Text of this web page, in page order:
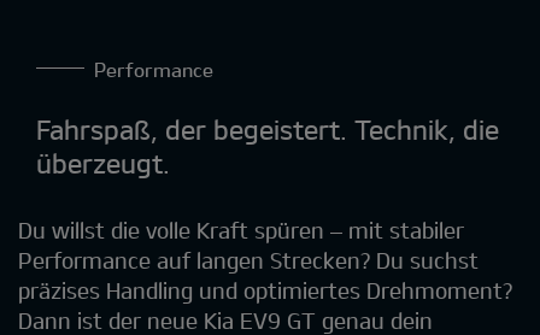
Performance
Fahrspaß, der begeistert. Technik, die
überzeugt.
Du willst die volle Kraft spüren – mit stabiler
Performance auf langen Strecken? Du suchst
präzises Handling und optimiertes Drehmoment?
Dann ist der neue Kia EV9 GT genau dein